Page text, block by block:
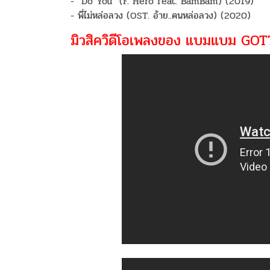
- พี่ไม่หล่อลวง (OST. อ้าย..คนหล่อลวง) (2020)
มิวสิควิดีโอเพลงของ แบมแบม